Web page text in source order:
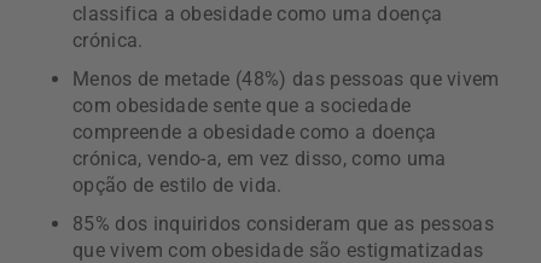
classifica a obesidade como uma doença
crónica.
Menos de metade (48%) das pessoas que vivem
com obesidade sente que a sociedade
compreende a obesidade como a doença
crónica, vendo-a, em vez disso, como uma
opção de estilo de vida.
85% dos inquiridos consideram que as pessoas
que vivem com obesidade são estigmatizadas